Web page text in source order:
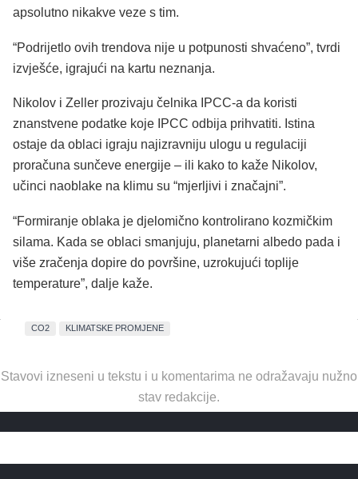
apsolutno nikakve veze s tim.
“Podrijetlo ovih trendova nije u potpunosti shvaćeno”, tvrdi
izvješće, igrajući na kartu neznanja.
Nikolov i Zeller prozivaju čelnika IPCC-a da koristi
znanstvene podatke koje IPCC odbija prihvatiti. Istina
ostaje da oblaci igraju najizravniju ulogu u regulaciji
proračuna sunčeve energije – ili kako to kaže Nikolov,
učinci naoblake na klimu su “mjerljivi i značajni”.
“Formiranje oblaka je djelomično kontrolirano kozmičkim
silama. Kada se oblaci smanjuju, planetarni albedo pada i
više zračenja dopire do površine, uzrokujući toplije
temperature”, dalje kaže.
CO2 KLIMATSKE PROMJENE
Stavovi izneseni u tekstu i u komentarima ne odražavaju nužno
stav redakcije.